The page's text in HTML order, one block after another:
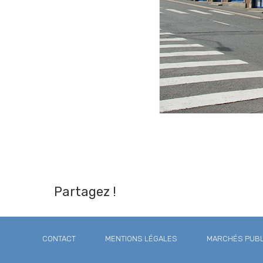
Partagez !
CONTACT MENTIONS LÉGALES MARCHÉS